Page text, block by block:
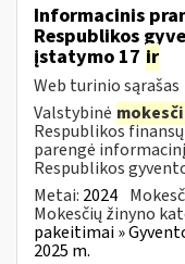
Informacinis
Respublikos
įstatymo 17 ir
Web turinio sąrašas
Valstybinė
Respublikos
parengė
Respublikos
Metai: 2024
Mokesčių žinyno
pakeitimai »
2025 m.